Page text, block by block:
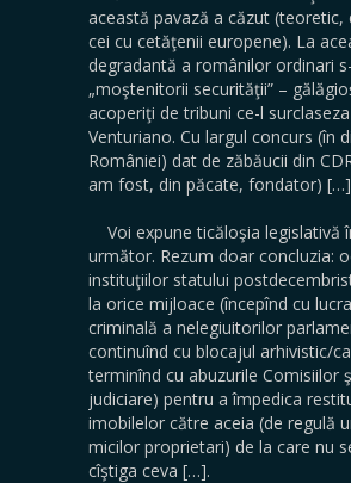
această pavază a căzut (teoretic,
cei cu cetăţenii europene). La
degradantă a românilor ordinari
„moştenitorii securităţii” –
acoperiţi de tribuni ce-l
Venturiano. Cu largul concurs (în
României) dat de zăbăucii din
am fost, din păcate, fondator)
Voi expune ticăloşia legislativă
următor. Rezum doar concluzia:
instituţiilor statului
la orice mijloace (începînd cu
criminală a nelegiuitorilor
continuînd cu blocajul arhivistic/
terminînd cu abuzurile Comisiilor
judiciare) pentru a împedica
imobilelor către aceia (de regulă
micilor proprietari) de la care nu
cîştiga ceva […].